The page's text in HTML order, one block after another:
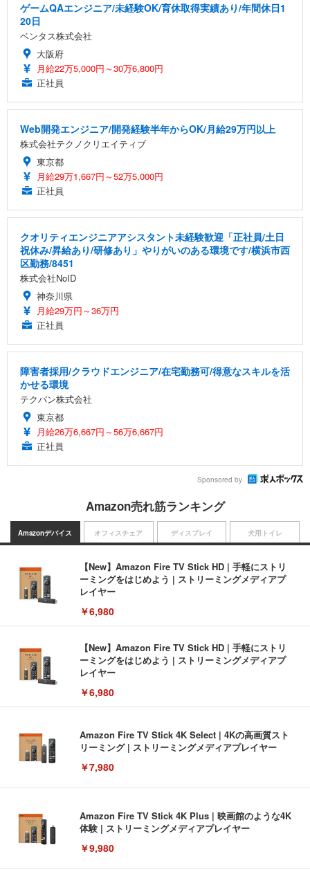
ゲームQAエンジニア/未経験OK/育休取得実績あり/年間休日1
20日
ベンタス株式会社
大阪府
月給22万5,000円～30万6,800円
正社員
Web開発エンジニア/開発経験半年からOK/月給29万円以上
株式会社テクノクリエイティブ
東京都
月給29万1,667円～52万5,000円
正社員
クオリティエンジニアアシスタント未経験歓迎「正社員/土日
祝休み/昇給あり/研修あり」やりがいのある環境です/横浜市西
区勤務/8451
株式会社NoID
神奈川県
月給29万円～36万円
正社員
障害者採用/クラウドエンジニア/在宅勤務可/得意なスキルを活
かせる環境
テクバン株式会社
東京都
月給26万6,667円～56万6,667円
正社員
Sponsored by
Amazon売れ筋ランキング
Amazonデバイス
【New】Amazon Fire TV Stick HD | 手軽にストリ
ーミングをはじめよう | ストリーミングメディアプ
レイヤー
￥6,980
【New】Amazon Fire TV Stick HD | 手軽にストリ
ーミングをはじめよう | ストリーミングメディアプ
レイヤー
￥6,980
Amazon Fire TV Stick 4K Select | 4Kの高画質スト
リーミング | ストリーミングメディアプレイヤー
￥7,980
Amazon Fire TV Stick 4K Plus | 映画館のような4K
体験 | ストリーミングメディアプレイヤー
￥9,980
オフィスチェア ディスプレイ 犬用トイレ